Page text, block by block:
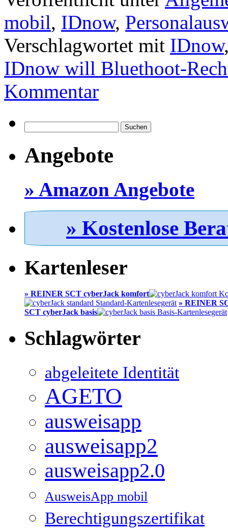
mobil, IDnow,
Verschlagwortet mit IDnow
IDnow will Bluethoot-
Kommentar
nach:
Angebote
» Amazon Angebote
» Kostenlose
Kartenleser
» REINER SCT cyberJack komfort
» REINER
SCT cyberJack basis
Schlagwörter
abgeleitete Identität
AGETO
ausweisapp
ausweisapp2
ausweisapp2.0
AusweisApp mobil
Berechtigungszertifikat